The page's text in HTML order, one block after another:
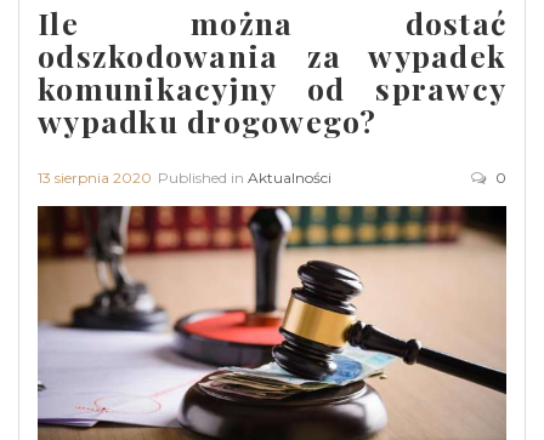
Ile można dostać
odszkodowania za wypadek
komunikacyjny od sprawcy
wypadku drogowego?
13 sierpnia 2020 Published in Aktualności 0